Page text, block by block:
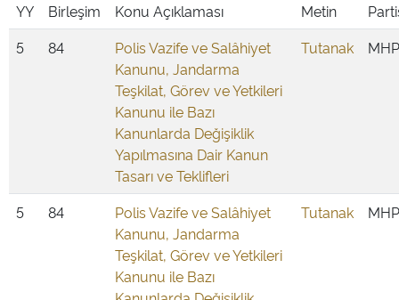
YY Birleşim Konu Açıklaması
Metin
5
84
Polis Vazife ve Salâhiyet
Kanunu, Jandarma
Teşkilat, Görev ve Yetkileri
Kanunu ile Bazı
Kanunlarda Değişiklik
Yapılmasına Dair Kanun
Tasarı ve Teklifleri
Tutanak MHP
5 84
Polis Vazife ve Salâhiyet
Kanunu, Jandarma
Teşkilat, Görev ve Yetkileri
Kanunu ile Bazı
Tutanak MHP